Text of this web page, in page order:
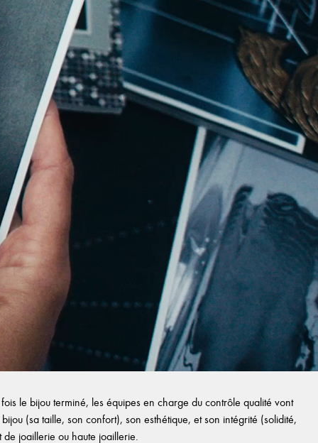
le bijou terminé, les équipes en charge du contrôle qualité vont
(sa taille, son confort), son esthétique, et son intégrité (solidité,
de joaillerie ou haute joaillerie.